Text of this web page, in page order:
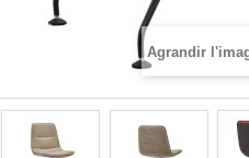
Agrandir